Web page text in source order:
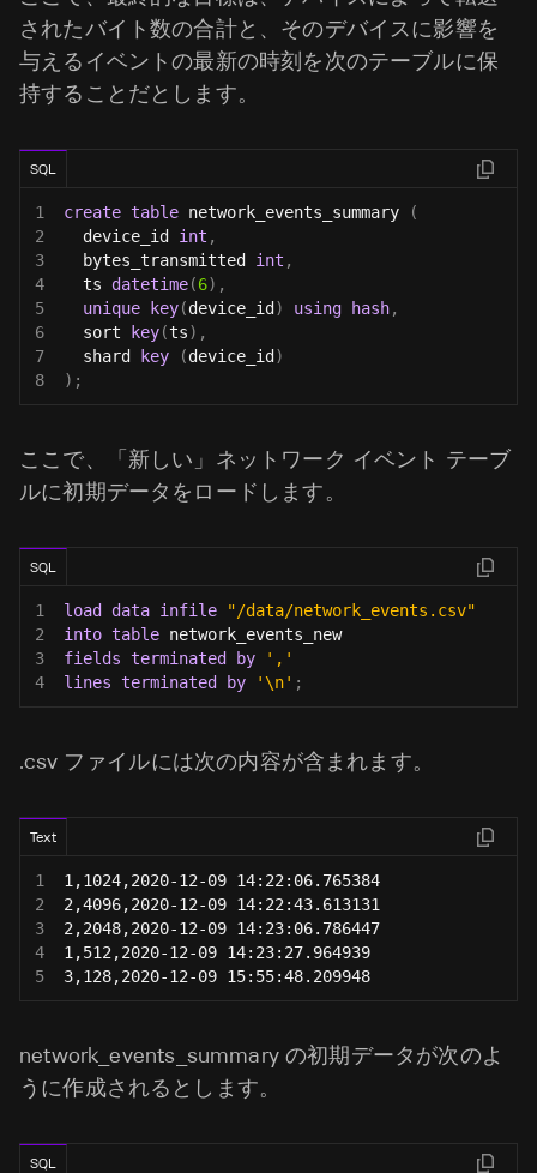
されたバイト数の合計と、そのデバイスに影響を
与えるイベントの最新の時刻を次のテーブルに保
持することだとします。
SQL
1 create table network_events_summary
(
2
  device_id
int ,
3
  bytes_transmitted
int ,
4
  ts
datetime(6) ,
5
unique key(device_id ) using hash,
6
  sort
key(ts) ,
7
  shard
key (device_id )
8
) ;
ここで、「新しい」ネットワーク イベント テーブ
ルに初期データをロードします。
SQL
1 load data infile
"/data/network_events.csv"
2
into table network_events_new
3
fields terminated by
','
4
lines terminated by '\n' ;
.csv ファイルには次の内容が含まれます。
Text
1
1,1024,2020-12-09 14:22:06.765384
2
2,4096,2020-12-09 14:22:43.613131
3
2,2048,2020-12-09 14:23:06.786447
4
1,512,2020-12-09 14:23:27.964939
5
3,128,2020-12-09 15:55:48.209948
network_events_summary の初期データが次のよ
うに作成されるとします。
SQL